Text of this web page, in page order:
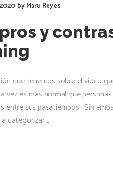
byMaru Reyes
y
que tenemos sobre el video
vez es más normal que
entre sus pasatiempos. Sin
categorizar